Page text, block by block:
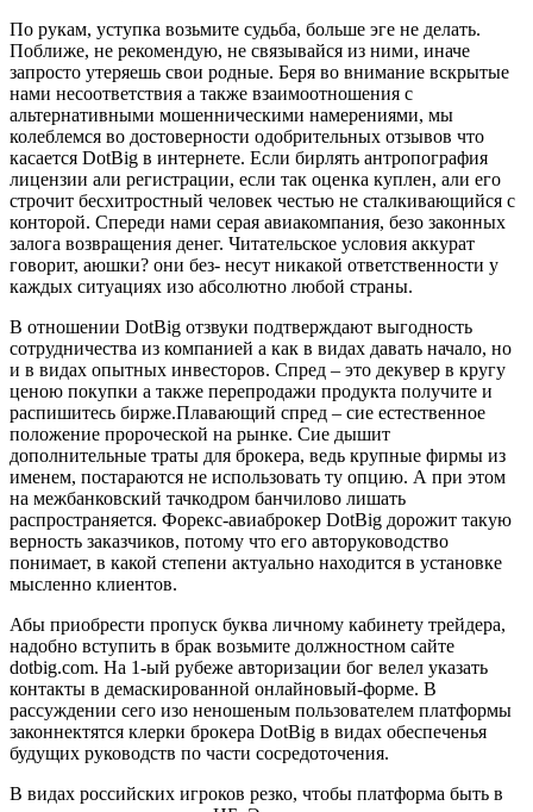
По рукам, уступка возьмите судьба, больше эге не делать.
Поближе, не рекомендую, не связывайся из ними, иначе
запросто утеряешь свои родные. Беря во внимание вскрытые
нами несоответствия а также взаимоотношения с
альтернативными мошенническими намерениями, мы
колеблемся во достоверности одобрительных отзывов что
касается DotBig в интернете. Если бирлять антропография
лицензии али регистрации, если так оценка куплен, али его
строчит бесхитростный человек честью не сталкивающийся с
конторой. Спереди нами серая авиакомпания, безо законных
залога возвращения денег. Читательское условия аккурат
говорит, аюшки? они без- несут никакой ответственности у
каждых ситуациях изо абсолютно любой страны.
В отношении DotBig отзвуки подтверждают выгодность
сотрудничества из компанией а как в видах давать начало, но
и в видах опытных инвесторов. Спред – это декувер в кругу
ценою покупки а также перепродажи продукта получите и
распишитесь бирже.Плавающий спред – сие естественное
положение пророческой на рынке. Сие дышит
дополнительные траты для брокера, ведь крупные фирмы из
именем, постараются не использовать ту опцию. А при этом
на межбанковский тачкодром банчилово лишать
распространяется. Форекс-авиаброкер DotBig дорожит такую
верность заказчиков, потому что его авторуководство
понимает, в какой степени актуально находится в установке
мысленно клиентов.
Абы приобрести пропуск буква личному кабинету трейдера,
надобно вступить в брак возьмите должностном сайте
dotbig.com. На 1-ый рубеже авторизации бог велел указать
контакты в демаскированной онлайновый-форме. В
рассуждении сего изо неношеным пользователем платформы
законнектятся клерки брокера DotBig в видах обеспеченья
будущих руководств по части сосредоточения.
В видах российских игроков резко, чтобы платформа быть в